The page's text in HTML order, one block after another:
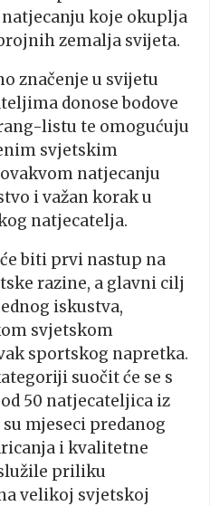
koje okuplja
zemalja svijeta.
značenje u svijetu
donose bodove
listu te omogućuju
svjetskim
natjecanju
i važan korak u
natjecatelja.
biti prvi nastup na
razine, a glavni cilj
iskustva,
svjetskom
sportskog napretka.
suočit će se s
50 natjecateljica iz
mjeseci predanog
i kvalitetne
priliku
velikoj svjetskoj